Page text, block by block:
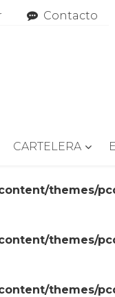
Contacto
CARTELERA
themes/
themes/
themes/